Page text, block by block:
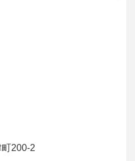
200-2